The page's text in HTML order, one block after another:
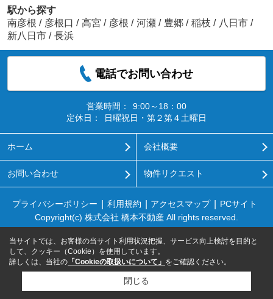
駅から探す
南彦根 / 彦根口 / 高宮 / 彦根 / 河瀬 / 豊郷 / 稲枝 / 八日市 /
新八日市 / 長浜
電話でお問い合わせ
営業時間：
9:00～18：00
定休日：
日曜祝日・第２第４土曜日
ホーム 会社概要
お問い合わせ 物件リクエスト
プライバシーポリシー 利用規約 アクセスマップ
PCサイト
Copyright(c) 株式会社 橋本不動産 All rights reserved.
当サイトでは、お客様の当サイト利用状況把握、サービス向上検討を目的と
して、クッキー（Cookie）を使用しています。
詳しくは、当社の 「Cookieの取扱いについて」 をご確認ください。
閉じる